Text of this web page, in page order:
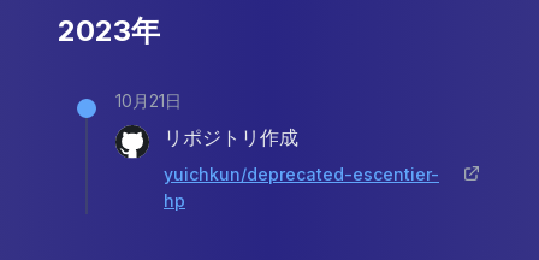
2023年
10月21日
リポジトリ作成
yuichkun/deprecated-escentier-
hp